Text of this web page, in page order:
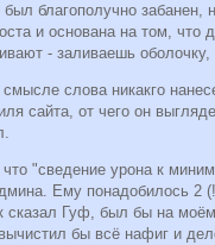
благополучно забанен,
и основана на том, что
- заливаешь
слова никакго
сайта, от чего он
"сведение урона к
Ему понадобилось 2
сказал Гуф, был бы на
бы всё нафиг и